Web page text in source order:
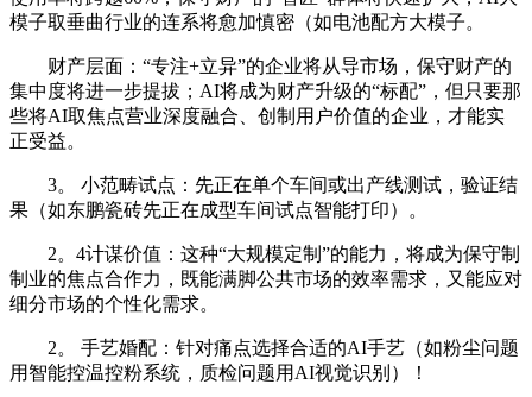
模子取垂曲行业的连系将愈加慎密（如电池配方大模子。
财产层面：“专注+立异”的企业将从导市场，保守财产的
集中度将进一步提拔；AI将成为财产升级的“标配”，但只要那
些将AI取焦点营业深度融合、创制用户价值的企业，才能实
正受益。
3。 小范畴试点：先正在单个车间或出产线测试，验证结
果（如东鹏瓷砖先正在成型车间试点智能打印）。
2。4计谋价值：这种“大规模定制”的能力，将成为保守制
制业的焦点合作力，既能满脚公共市场的效率需求，又能应对
细分市场的个性化需求。
2。 手艺婚配：针对痛点选择合适的AI手艺（如粉尘问题
用智能控温控粉系统，质检问题用AI视觉识别）！